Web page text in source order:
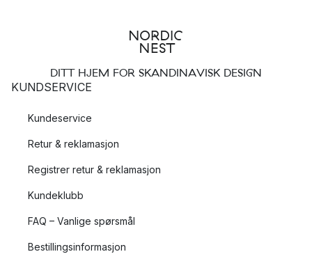
DITT HJEM FOR SKANDINAVISK DESIGN
KUNDSERVICE
Kundeservice
Retur & reklamasjon
Registrer retur & reklamasjon
Kundeklubb
FAQ – Vanlige spørsmål
Bestillingsinformasjon